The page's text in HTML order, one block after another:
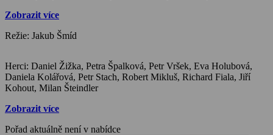
videokanálem přinejmenším změnit svět. A jestli ne teď, tak určitě v
telefon reportáže o všem, co jí připadá závažné. A vychází přitom z
je totiž obecní zpovědnice, terapeutická ordinace i poradna.
Společensky angažovaná maminka Anděla (Petra Špalková-Tichá)
zase nedokáže nechat žádnou nepravost jen tak plavat. Sára se za
občasné pomoci bratra Vojty (Daniel Žižka) snaží dozvědět víc o
pozadí problémů a širších souvislostech. Rodinu doplňuje „babička“
Lidu (Eva Holubová), vlastně paní od vedle, která do rodinného
chaosu přináší zkušenostmi ověřenou moudrost a selský rozum.
Zobrazit více
Režie: Jakub Šmíd
Herci: Daniel Žižka, Petra Špalková, Petr Vršek, Eva Holubová,
Daniela Kolářová, Petr Stach, Robert Mikluš, Richard Fiala, Jiří
Kohout, Milan Šteindler
Zobrazit více
Pořad aktuálně není v nabídce